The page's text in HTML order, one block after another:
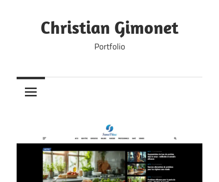
contentChristian Gimonet
Portfolio